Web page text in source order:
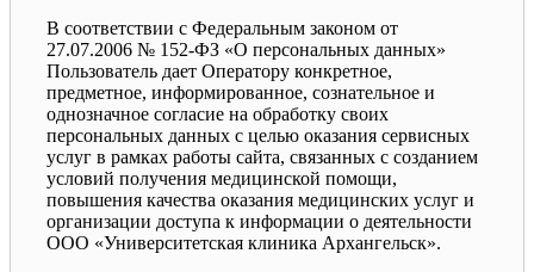
В соответствии с Федеральным законом от
27.07.2006 № 152-ФЗ «О персональных данных»
Пользователь дает Оператору конкретное,
предметное, информированное, сознательное и
однозначное согласие на обработку своих
персональных данных с целью оказания сервисных
услуг в рамках работы сайта, связанных с созданием
условий получения медицинской помощи,
повышения качества оказания медицинских услуг и
организации доступа к информации о деятельности
ООО «Университетская клиника Архангельск».